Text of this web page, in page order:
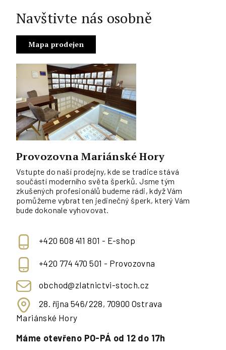
Navštivte nás osobně
Mapa prodejen
Provozovna Mariánské Hory
Vstupte do naší prodejny, kde se tradice stává
součástí moderního světa šperků. Jsme tým
zkušených profesionálů budeme rádi, když Vám
pomůžeme vybrat ten jedinečný šperk, který Vám
bude dokonale vyhovovat.
+420 608 411 801 - E-shop
+420 774 470 501 - Provozovna
obchod@zlatnictvi-stoch.cz
28. října 546/228, 70900 Ostrava
Mariánské Hory
Máme otevřeno PO-PÁ od 12 do 17h